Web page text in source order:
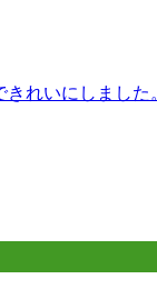
れいにしました。